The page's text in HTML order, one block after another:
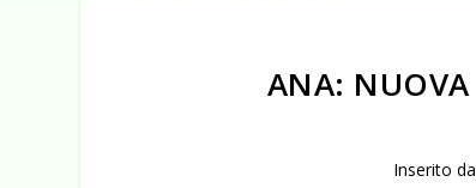
ANA: NUOVA
Inserito da